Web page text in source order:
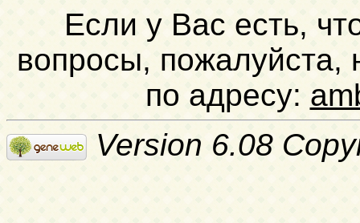
Если у Вас есть,
вопросы, пожалуйста,
по адресу:
Version 6.08